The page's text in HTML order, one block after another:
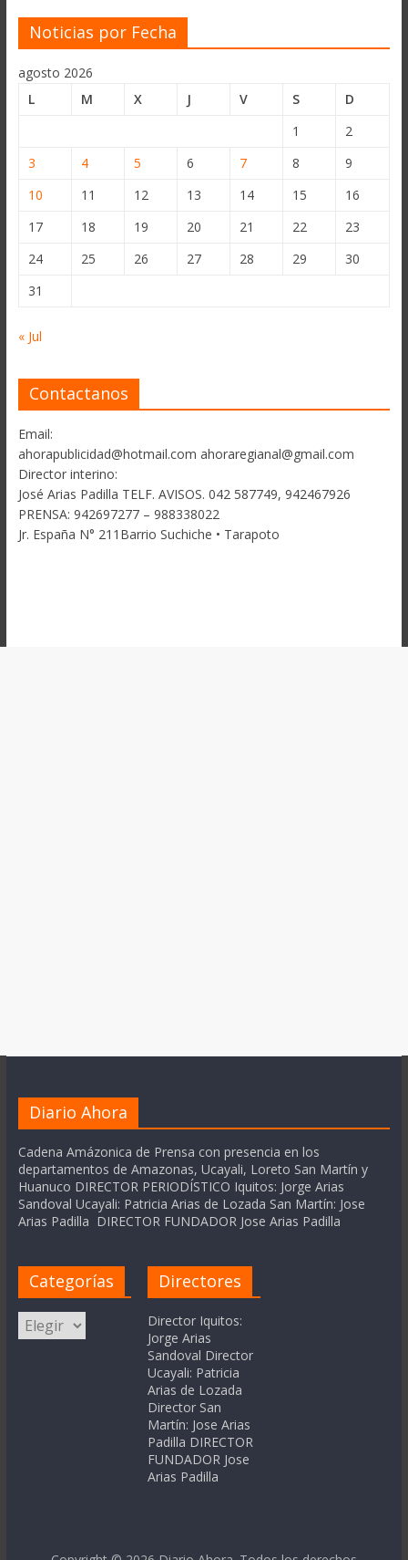
Noticias por Fecha
agosto 2026
L
M X J V S
D
1
2
3
4 5 6 7 8
9
10
11 12 13 14 15
16
17
18 19 20 21 22
23
24
25 26 27 28 29
30
31
« Jul
Contactanos
Email:
ahorapublicidad@hotmail.com ahoraregianal@gmail.com
Director interino:
José Arias Padilla TELF. AVISOS. 042 587749, 942467926
PRENSA: 942697277 – 988338022
Jr. España N° 211Barrio Suchiche • Tarapoto
Diario Ahora
Cadena Amázonica de Prensa con presencia en los
departamentos de Amazonas, Ucayali, Loreto San Martín y
Huanuco DIRECTOR PERIODÍSTICO Iquitos: Jorge Arias
Sandoval Ucayali: Patricia Arias de Lozada San Martín: Jose
Arias Padilla DIRECTOR FUNDADOR Jose Arias Padilla
Categorías
Categorías
Directores
Director Iquitos:
Jorge Arias
Sandoval Director
Ucayali: Patricia
Arias de Lozada
Director San
Martín: Jose Arias
Padilla DIRECTOR
FUNDADOR Jose
Arias Padilla